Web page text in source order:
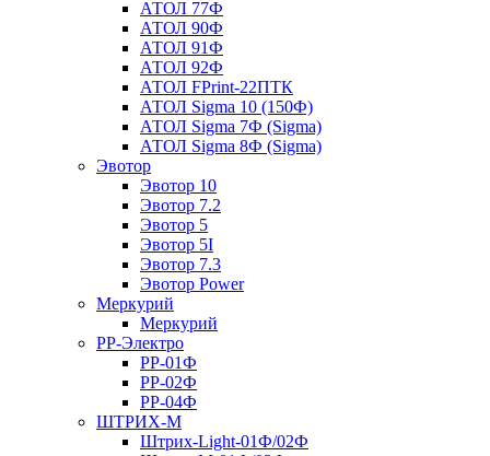
АТОЛ 77Ф
АТОЛ 90Ф
АТОЛ 91Ф
АТОЛ 92Ф
АТОЛ FPrint-22ПТК
АТОЛ Sigma 10 (150Ф)
АТОЛ Sigma 7Ф (Sigma)
АТОЛ Sigma 8Ф (Sigma)
Эвотор
Эвотор 10
Эвотор 7.2
Эвотор 5
Эвотор 5I
Эвотор 7.3
Эвотор Power
Меркурий
Меркурий
РР-Электро
РР-01Ф
РР-02Ф
РР-04Ф
ШТРИХ-М
Штрих-Light-01Ф/02Ф